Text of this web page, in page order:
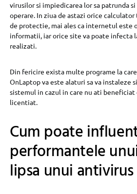
virusilor si impiedicarea lor sa patrunda
operare. In ziua de astazi orice
de protectie, mai ales ca internetul este
informatii, iar orice site va poate infecta
realizati.
Din fericire exista multe programe la
OnLaptop va este alaturi sa va instaleze
sistemul in cazul in care nu ati
licentiat.
Cum poate
performantele
lipsa unui antivirus